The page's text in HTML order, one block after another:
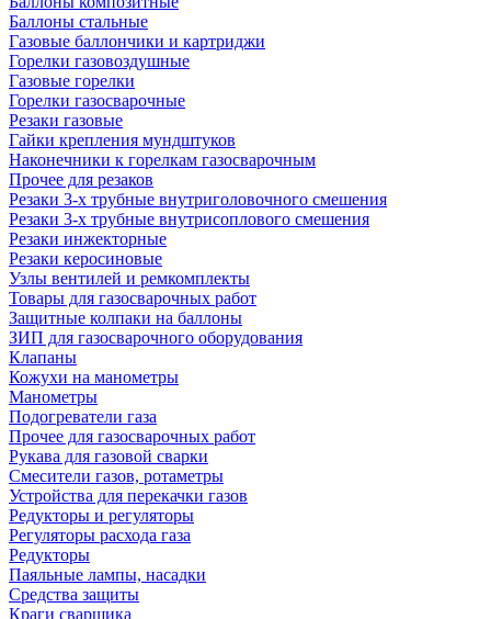
Баллоны стальные
Газовые баллончики и картриджи
Горелки газовоздушные
Газовые горелки
Горелки газосварочные
Резаки газовые
Гайки крепления мундштуков
Наконечники к горелкам газосварочным
Прочее для резаков
Резаки 3-х трубные внутриголовочного смешения
Резаки 3-х трубные внутрисоплового смешения
Резаки инжекторные
Резаки керосиновые
Узлы вентилей и ремкомплекты
Товары для газосварочных работ
Защитные колпаки на баллоны
ЗИП для газосварочного оборудования
Клапаны
Кожухи на манометры
Манометры
Подогреватели газа
Прочее для газосварочных работ
Рукава для газовой сварки
Смесители газов, ротаметры
Устройства для перекачки газов
Редукторы и регуляторы
Регуляторы расхода газа
Редукторы
Паяльные лампы, насадки
Средства защиты
Краги сварщика